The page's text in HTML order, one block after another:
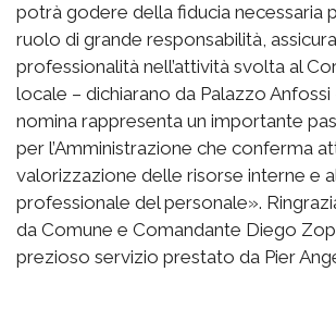
potrà godere della fiducia necessaria
ruolo di grande responsabilità,
professionalità nell’attività svolta al
locale – dichiarano da Palazzo Anfossi
nomina rappresenta un importante
per l’Amministrazione che conferma
valorizzazione delle risorse interne e
professionale del personale».
da Comune e Comandante Diego
prezioso servizio prestato da Pier